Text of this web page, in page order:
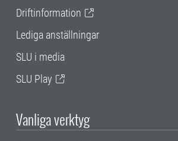
Driftinformation
Lediga anställningar
SLU i media
SLU Play
Vanliga verktyg